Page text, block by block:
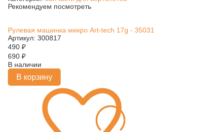
Рекомендуем посмотреть
Рулевая машинка микро Art-tech 17g - 35031
Артикул: 300817
490 ₽
690 ₽
В наличии
В корзину